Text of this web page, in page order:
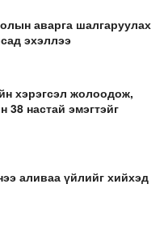
аварга шалгаруулах
эхэллээ
хэрэгсэл жолоодож,
38 настай эмэгтэйг
аливаа үйлийг хийхэд